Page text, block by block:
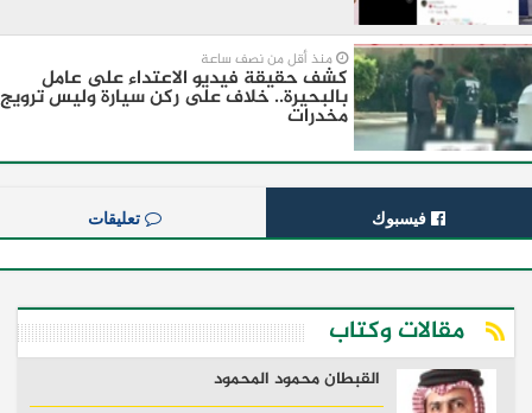
منذ أقل من نصف ساعة
كشف حقيقة فيديو الاعتداء على عامل
بالبحيرة.. خلاف على ركن سيارة وليس ترويج
مخدرات
فيسبوك تعليقات
مقالات وكتاب
القبطان محمود المحمود